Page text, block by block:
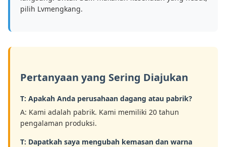
pilih Lvmengkang.
Pertanyaan yang Sering Diajukan
T: Apakah Anda perusahaan dagang atau pabrik?
A: Kami adalah pabrik. Kami memiliki 20 tahun
pengalaman produksi.
T: Dapatkah saya mengubah kemasan dan warna